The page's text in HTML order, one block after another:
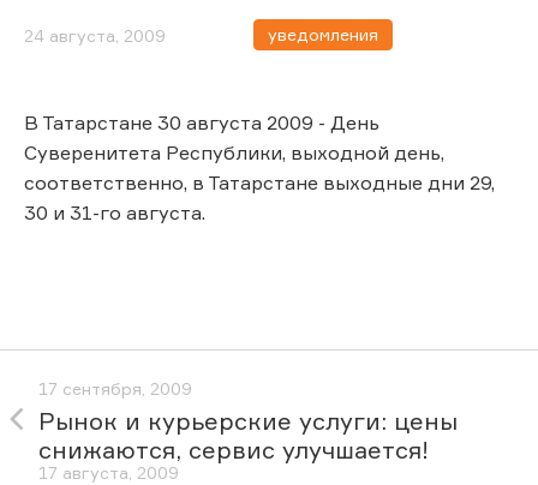
24 августа, 2009 уведомления
В Татарстане 30 августа 2009 - День
Суверенитета Республики, выходной день,
соответственно, в Татарстане выходные дни 29,
30 и 31-го августа.
17 сентября, 2009
Рынок и курьерские услуги: цены
снижаются, сервис улучшается!
17 августа, 2009